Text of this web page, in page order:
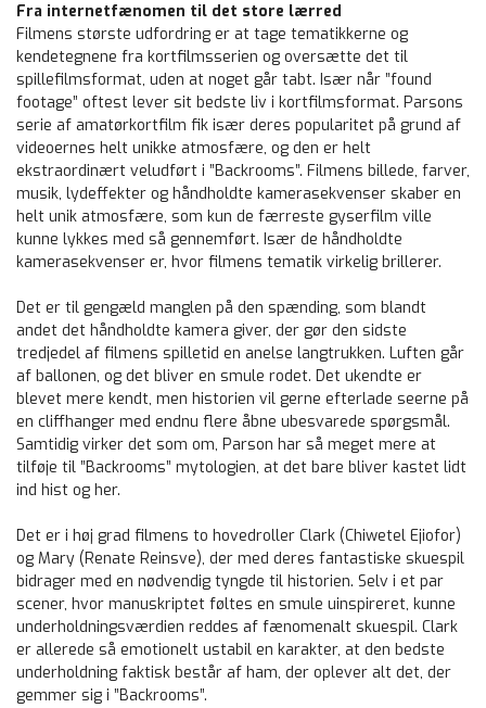
Fra internetfænomen til det store lærred
Filmens største udfordring er at tage tematikkerne og
kendetegnene fra kortfilmsserien og oversætte det til
spillefilmsformat, uden at noget går tabt. Især når ”found
footage” oftest lever sit bedste liv i kortfilmsformat. Parsons
serie af amatørkortfilm fik især deres popularitet på grund af
videoernes helt unikke atmosfære, og den er helt
ekstraordinært veludført i ”Backrooms”. Filmens billede, farver,
musik, lydeffekter og håndholdte kamerasekvenser skaber en
helt unik atmosfære, som kun de færreste gyserfilm ville
kunne lykkes med så gennemført. Især de håndholdte
kamerasekvenser er, hvor filmens tematik virkelig brillerer.
Det er til gengæld manglen på den spænding, som blandt
andet det håndholdte kamera giver, der gør den sidste
tredjedel af filmens spilletid en anelse langtrukken. Luften går
af ballonen, og det bliver en smule rodet. Det ukendte er
blevet mere kendt, men historien vil gerne efterlade seerne på
en cliffhanger med endnu flere åbne ubesvarede spørgsmål.
Samtidig virker det som om, Parson har så meget mere at
tilføje til ”Backrooms” mytologien, at det bare bliver kastet lidt
ind hist og her.
Det er i høj grad filmens to hovedroller Clark (Chiwetel Ejiofor)
og Mary (Renate Reinsve), der med deres fantastiske skuespil
bidrager med en nødvendig tyngde til historien. Selv i et par
scener, hvor manuskriptet føltes en smule uinspireret, kunne
underholdningsværdien reddes af fænomenalt skuespil. Clark
er allerede så emotionelt ustabil en karakter, at den bedste
underholdning faktisk består af ham, der oplever alt det, der
gemmer sig i ”Backrooms”.